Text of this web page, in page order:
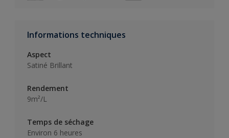
Informations techniques
Aspect
Satiné Brillant
Rendement
9m²/L
Temps de séchage
Environ 6 heures